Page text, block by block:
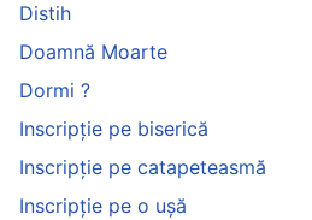
Distih
Doamnă Moarte
Dormi ?
Inscripție pe biserică
Inscripție pe catapeteasmă
Inscripție pe o ușă